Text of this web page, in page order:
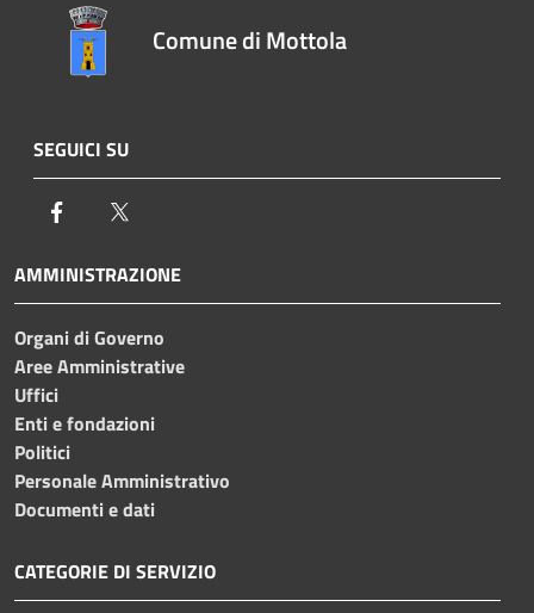
Comune di Mottola
SEGUICI SU
Facebook
AMMINISTRAZIONE
Organi di Governo
Aree Amministrative
Uffici
Enti e fondazioni
Politici
Personale Amministrativo
Documenti e dati
CATEGORIE DI SERVIZIO